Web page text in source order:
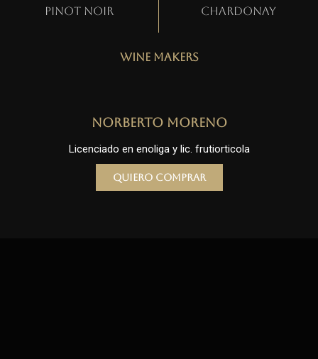
Pinot Noir Chardonay
Wine Makers
Norberto Moreno
Licenciado en enoliga y lic. frutiorticola
Quiero comprar